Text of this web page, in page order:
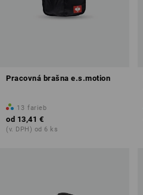
Pracovná brašna e.s.motion
13 farieb
od 13,41 €
(v. DPH) od 6 ks